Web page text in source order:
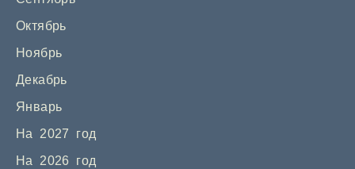
Октябрь
Ноябрь
Декабрь
Январь
На 2027 год
На 2026 год